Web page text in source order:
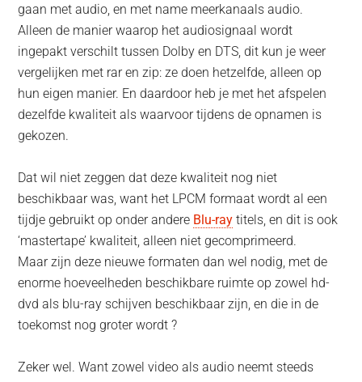
gaan met audio, en met name meerkanaals audio.
Alleen de manier waarop het audiosignaal wordt
ingepakt verschilt tussen Dolby en DTS, dit kun je weer
vergelijken met rar en zip: ze doen hetzelfde, alleen op
hun eigen manier. En daardoor heb je met het afspelen
dezelfde kwaliteit als waarvoor tijdens de opnamen is
gekozen.
Dat wil niet zeggen dat deze kwaliteit nog niet
beschikbaar was, want het LPCM formaat wordt al een
tijdje gebruikt op onder andere Blu-ray titels, en dit is ook
‘mastertape’ kwaliteit, alleen niet gecomprimeerd.
Maar zijn deze nieuwe formaten dan wel nodig, met de
enorme hoeveelheden beschikbare ruimte op zowel hd-
dvd als blu-ray schijven beschikbaar zijn, en die in de
toekomst nog groter wordt ?
Zeker wel. Want zowel video als audio neemt steeds